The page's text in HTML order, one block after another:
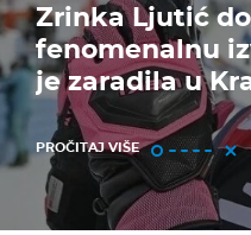
Zrinka Ljutić
fenomenalnu
je zaradila u
PROČITAJ VIŠE